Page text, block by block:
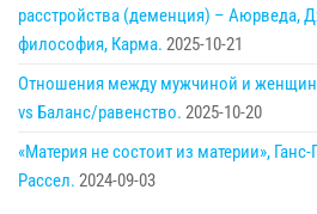
расстройства (деменция) – Аюрведа,
философия, Карма. 2025-10-21
Отношения между мужчиной и
vs Баланс/равенство. 2025-10-20
«Материя не состоит из материи»,
Рассел. 2024-09-03